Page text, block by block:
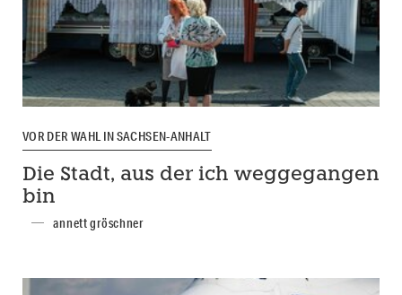
VOR DER WAHL IN SACHSEN-ANHALT
Die Stadt, aus der ich weggegangen
bin
annett gröschner